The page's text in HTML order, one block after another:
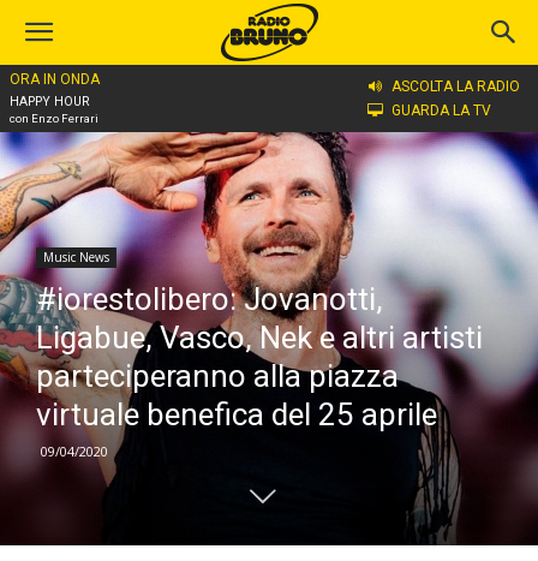
ORA IN ONDA
HAPPY HOUR
con Enzo Ferrari
ASCOLTA LA RADIO
GUARDA LA TV
Home
Music News
#iorestolibero: Jovanotti,
Ligabue, Vasco, Nek e altri artisti
parteciperanno alla piazza
virtuale benefica del 25 aprile
09/04/2020